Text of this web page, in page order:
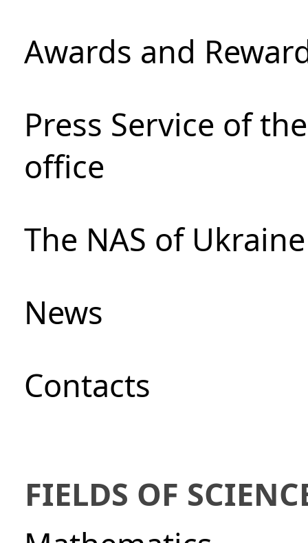
Awards and
Press Service of
office
The NAS of
News
Сontacts
FIELDS OF